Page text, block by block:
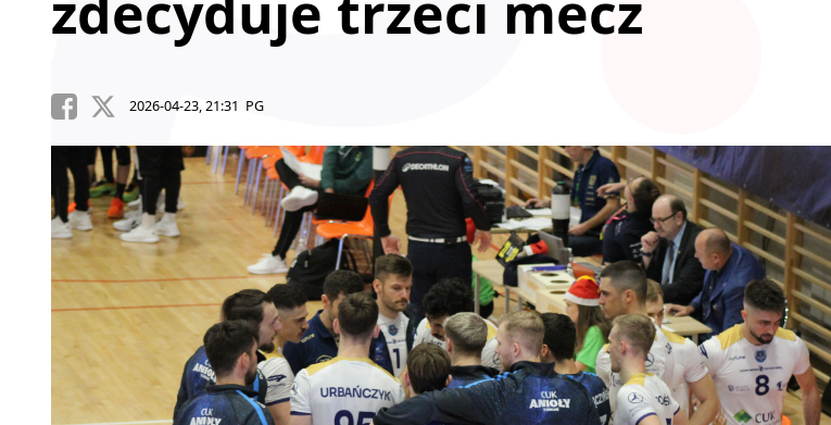
2026-04-23, 21:31 PG